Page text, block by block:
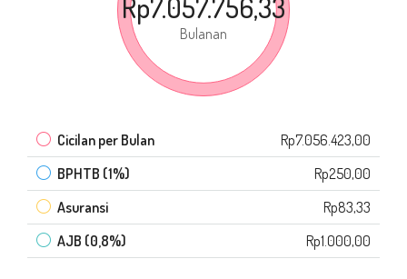
Rp7.057.756,33
Bulanan
Cicilan per Bulan
Rp7.056.423,00
BPHTB (1%)
Rp250,00
Asuransi
Rp83,33
AJB (0,8%)
Rp1.000,00